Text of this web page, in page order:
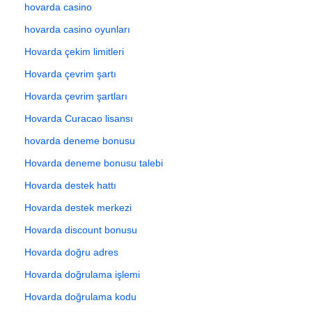
hovarda casino
hovarda casino oyunları
Hovarda çekim limitleri
Hovarda çevrim şartı
Hovarda çevrim şartları
Hovarda Curacao lisansı
hovarda deneme bonusu
Hovarda deneme bonusu talebi
Hovarda destek hattı
Hovarda destek merkezi
Hovarda discount bonusu
Hovarda doğru adres
Hovarda doğrulama işlemi
Hovarda doğrulama kodu